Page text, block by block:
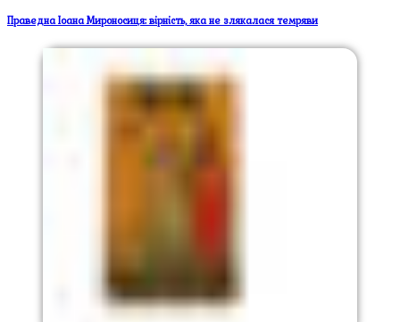
Праведна Іоана Мироносиця: вірність, яка не злякалася темряви